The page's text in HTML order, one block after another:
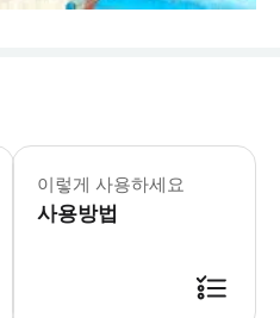
이렇게 사용하세요
사용방법